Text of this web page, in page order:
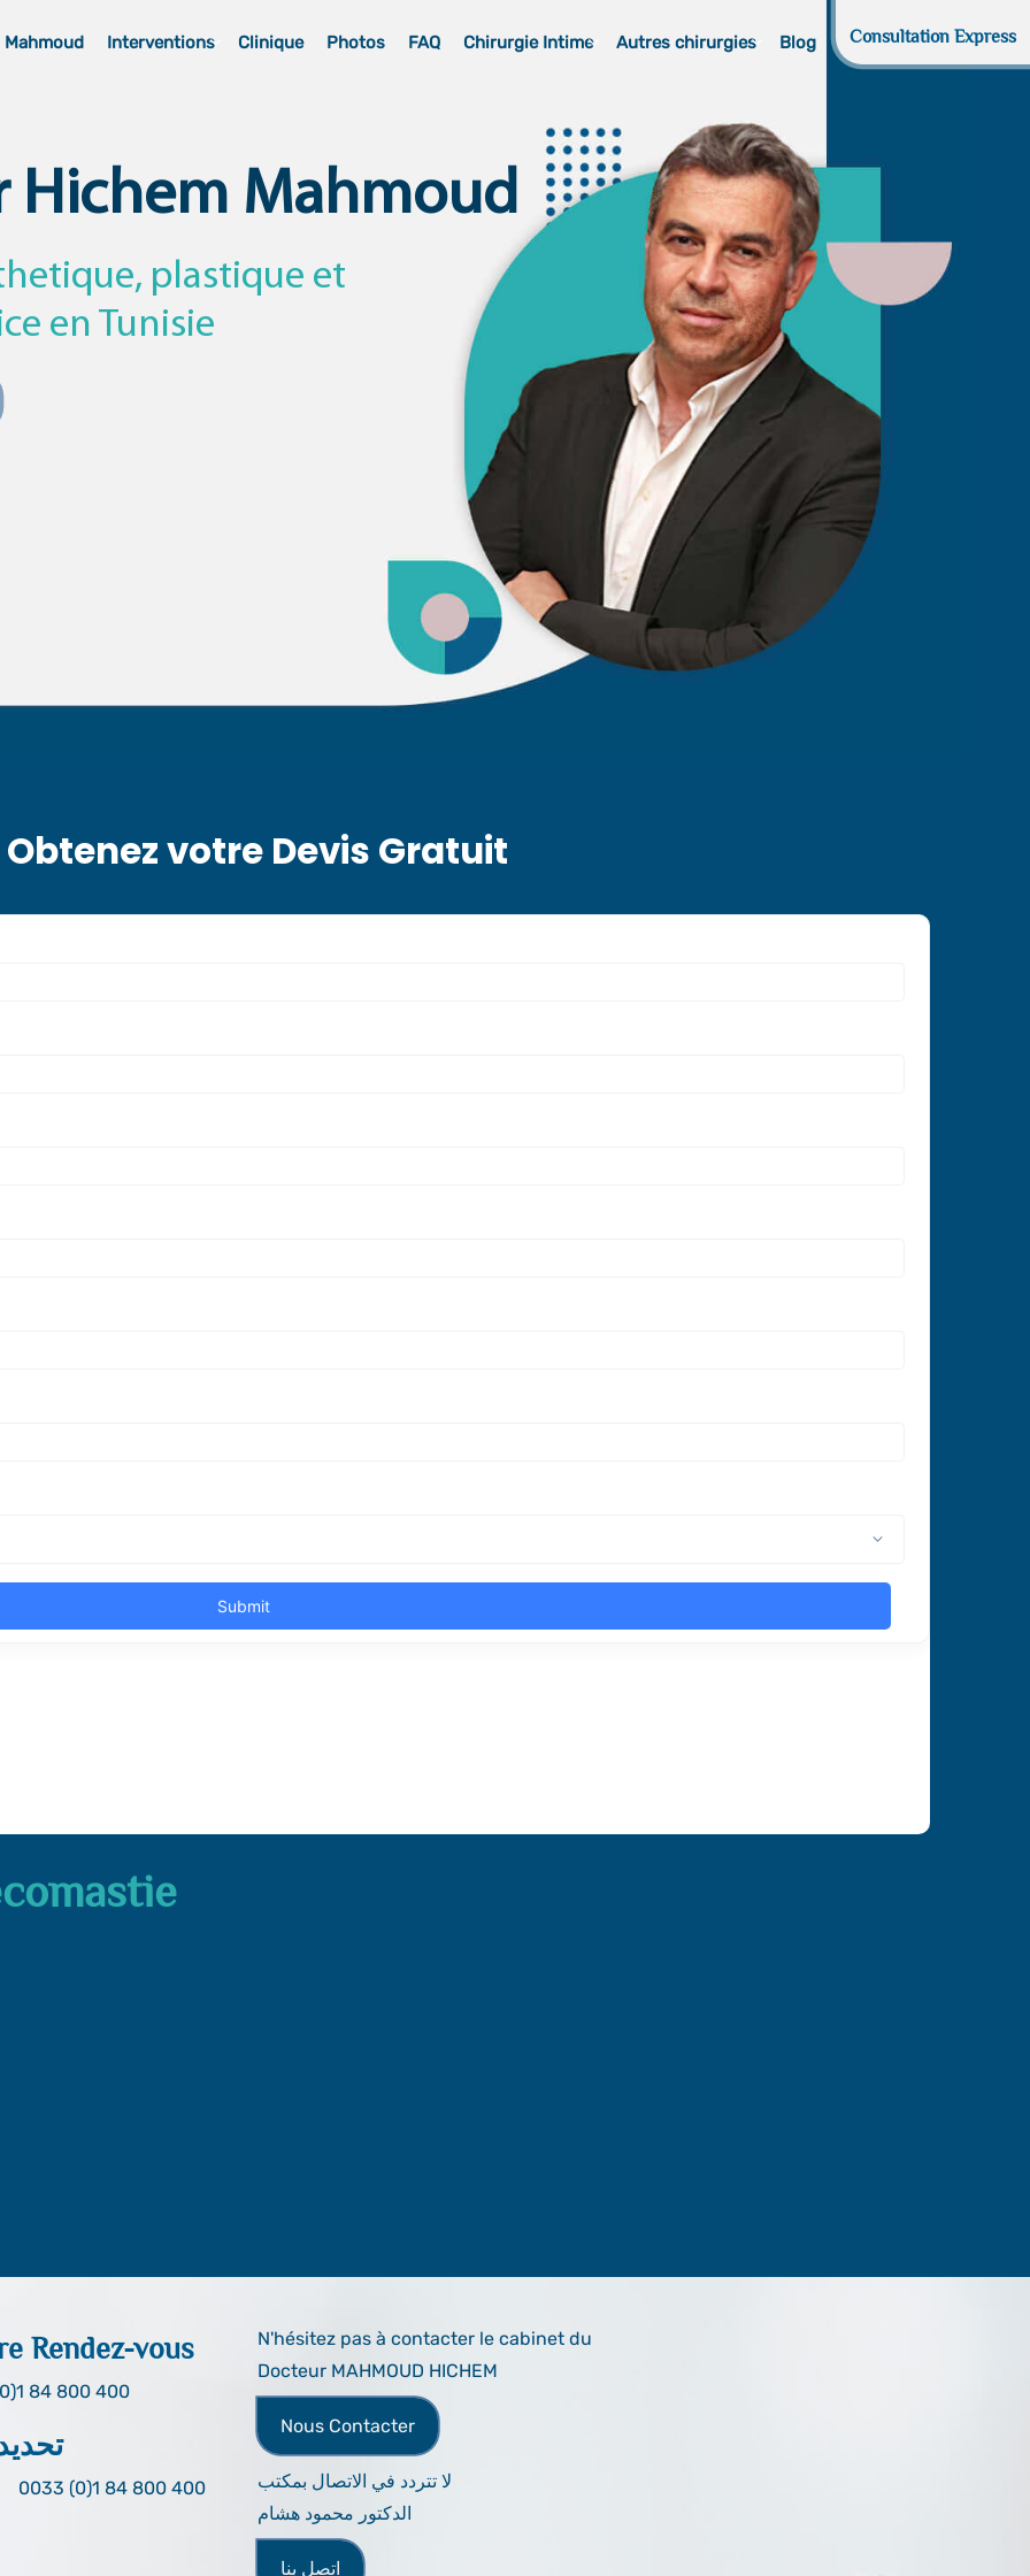
Mahmoud Interventions Clinique Photos FAQ Chirurgie Intime Autres chirurgies Blog Consultation Express
Hichem Mahmoud
plastique et
en Tunisie
Obtenez votre Devis Gratuit
Rendez-vous
84 800 400
0033 (0)1 84 800 400
N'hésitez pas à contacter le cabinet du
Docteur MAHMOUD HICHEM
Nous Contacter
لا تتردد في الاتصال بمكتب
الدكتور محمود هشام
اتصل بنا